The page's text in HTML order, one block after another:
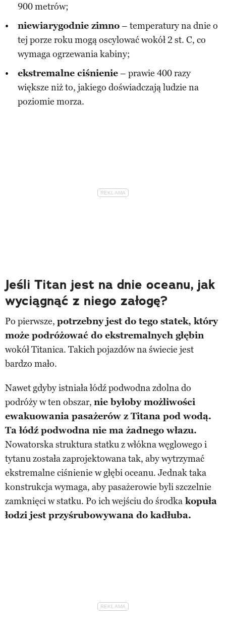
900 metrów;
niewiarygodnie zimno– temperatury na dnie o
tej porze roku mogą oscylować wokół 2 st. C, co
wymaga ogrzewania kabiny;
ekstremalne ciśnienie– prawie 400 razy
większe niż to, jakiego doświadczają ludzie na
poziomie morza.
Jeśli Titan jest na dnie oceanu, jak
wyciągnąć z niego załogę?
Po pierwsze, potrzebny jest do tego statek, który
może podróżować do ekstremalnych głębin
wokół Titanica. Takich pojazdów na świecie jest
bardzo mało.
Nawet gdyby istniała łódź podwodna zdolna do
podróży w ten obszar, nie byłoby możliwości
ewakuowania pasażerów z Titana pod wodą.
Ta łódź podwodna nie ma żadnego włazu.
Nowatorska struktura statku z włókna węglowego i
tytanu została zaprojektowana tak, aby wytrzymać
ekstremalne ciśnienie w głębi oceanu. Jednak taka
konstrukcja wymaga, aby pasażerowie byli szczelnie
zamknięci w statku. Po ich wejściu do środka kopuła
łodzi jest przyśrubowywana do kadłuba.